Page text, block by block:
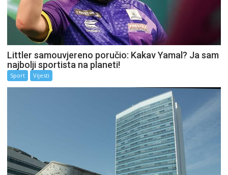
Littler samouvjereno poručio: Kakav Yamal? Ja sam
najbolji sportista na planeti!
Sport Vijesti